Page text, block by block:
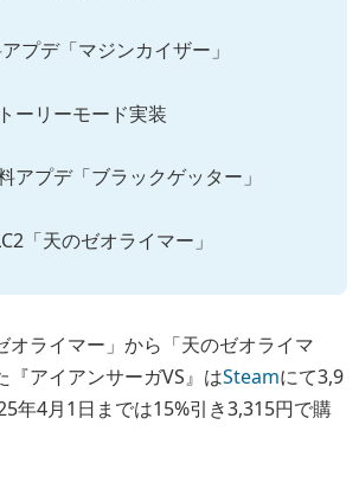
プデ「マジンカイザー」
ーリーモード実装
アプデ「ブラックゲッター」
「天のゼオライマー」
オライマー」から「天のゼオライマ
『アイアンサーガVS』はSteamにて3,9
年4月1日までは15%引き3,315円で購